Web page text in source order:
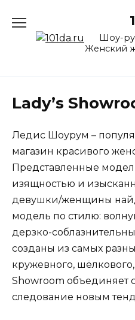
содержанию
Шоу-
Женский
Lady’s
Ледис Шоурум –
магазин красивого
Представленные
изящностью и
девушки/женщины
модель по стилю:
дерзко-
созданы из самых
кружевного,
Showroom объединяет
следование новым